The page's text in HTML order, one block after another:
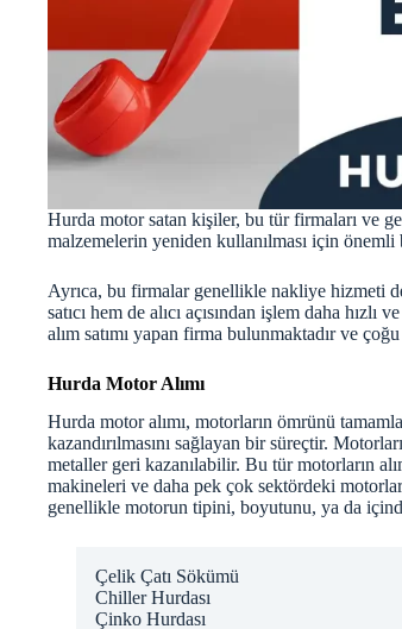
Hurda motor satan kişiler, bu tür firmaları ve
malzemelerin yeniden kullanılması için önemli
Ayrıca, bu firmalar genellikle nakliye hizmeti
satıcı hem de alıcı açısından işlem daha
alım satımı yapan firma bulunmaktadır ve
Hurda Motor Alımı
Hurda motor alımı, motorların ömrünü
kazandırılmasını sağlayan bir süreçtir.
metaller geri kazanılabilir. Bu tür motorların
makineleri ve daha pek çok sektördeki
genellikle motorun tipini, boyutunu, ya da
Çelik Çatı Sökümü
Chiller Hurdası
Çinko Hurdası